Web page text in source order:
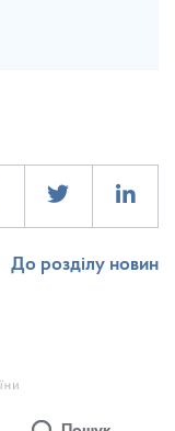
До розділу новин